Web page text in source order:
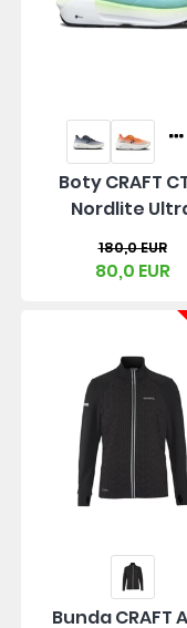
Boty CRAFT
Nordlite
180,0 EUR
80,0 EUR
Bunda CRAFT